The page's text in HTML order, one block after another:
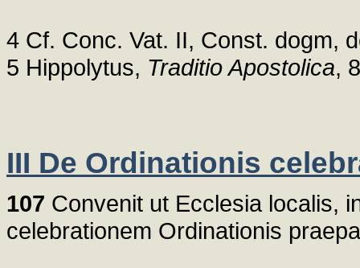
4 Cf. Conc. Vat. II, Const. dogm,
5 Hippolytus, Traditio Apostolica,
III De Ordinationis
107 Convenit ut Ecclesia localis,
celebrationem Ordinationis